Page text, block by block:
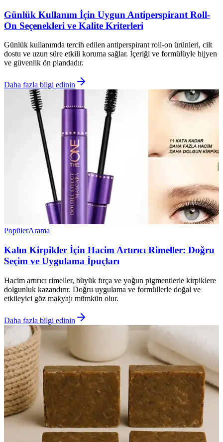
Günlük Kullanım İçin Uygun Antiperspirant Roll-
On Seçenekleri ve Kalite Kriterleri
Günlük kullanımda tercih edilen antiperspirant roll-on ürünleri, cilt
dostu ve uzun süre etkili koruma sağlar. İçeriği ve formülüyle hijyen
ve güvenlik ön plandadır.
Daha fazla bilgi edinin
PopülerArama
Kalın Kirpikler İçin Hacim Artırıcı Rimeller: Doğru
Seçim ve Uygulama İpuçları
Hacim artırıcı rimeller, büyük fırça ve yoğun pigmentlerle kirpiklere
dolgunluk kazandırır. Doğru uygulama ve formüllerle doğal ve
etkileyici göz makyajı mümkün olur.
Daha fazla bilgi edinin